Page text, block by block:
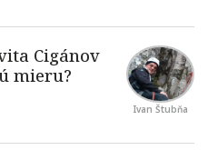
Ivan Štubňa